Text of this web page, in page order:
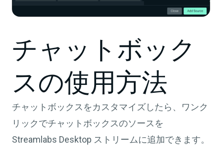
チャットボック
スの使用方法
チャットボックスをカスタマイズしたら、ワンク
リックでチャットボックスのソースを
Streamlabs Desktop ストリームに追加できます。